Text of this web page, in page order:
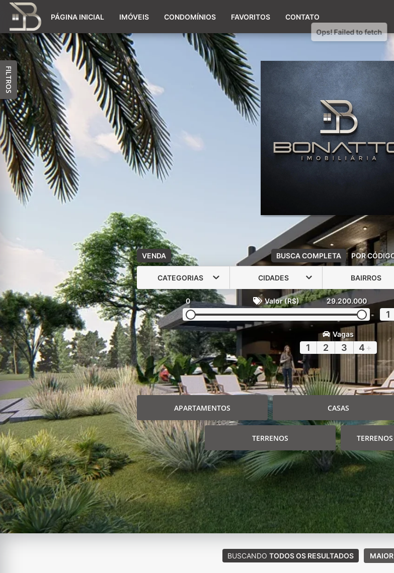
(51) 98017-9424
PÁGINA INICIAL IMÓVEIS CONDOMÍNIOS FAVORITOS CONTATO
VENDA BUSCA COMPLETA POR
CATEGORIAS CIDADES BAIRROS
0 Valor (R$) 29.200.000
1
Vagas
1 2 3 4 +
APARTAMENTOS CASAS
TERRENOS
FILTROS
BUSCANDO TODOS OS RESULTADOS